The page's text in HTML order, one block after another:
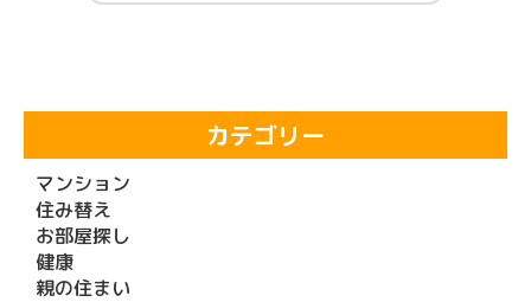
カテゴリー
マンション
住み替え
お部屋探し
健康
親の住まい